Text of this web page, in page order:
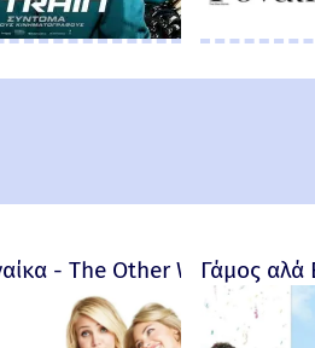
– 1992
- The Other Woman –
Γάμος αλά